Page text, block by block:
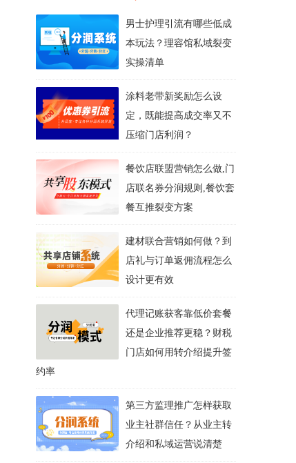
男士护理引流有哪些低成
本玩法？理容馆私域裂变
实操清单
涂料老带新奖励怎么设
定，既能提高成交率又不
压缩门店利润？
餐饮店联盟营销怎么做,门
店联名券分润规则,餐饮套
餐互推裂变方案
建材联合营销如何做？到
店礼与订单返佣流程怎么
设计更有效
代理记账获客靠低价套餐
还是企业推荐更稳？财税
门店如何用转介绍提升签
约率
第三方监理推广怎样获取
业主社群信任？从业主转
介绍和私域运营说清楚